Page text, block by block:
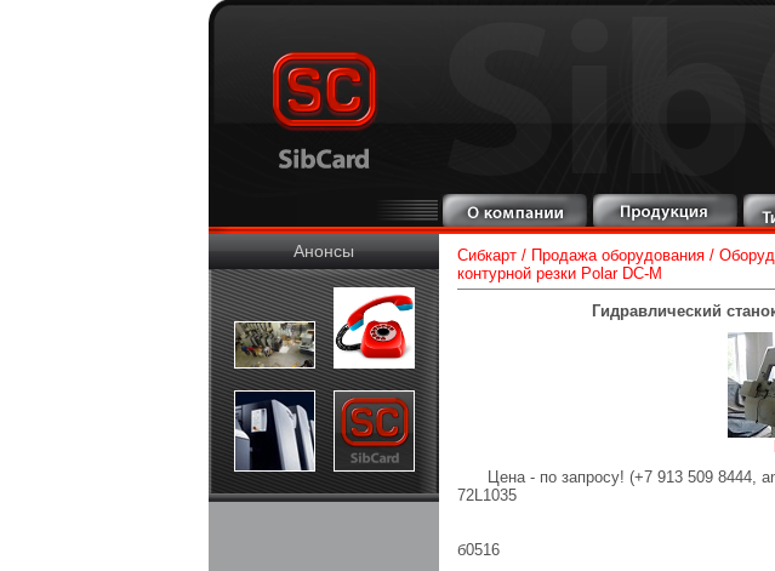
Анонсы Сибкарт / Продажа оборудования /
контурной резки Polar DC-M
Гидравлический
Цена - по запросу! (+7 913 509 8444,
72L1035
б0516